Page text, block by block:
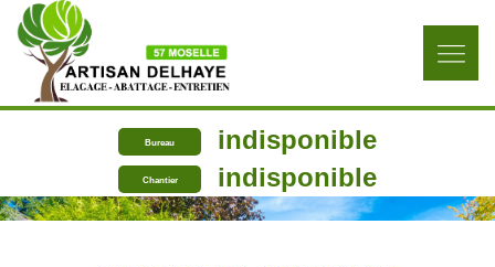
Bureau indisponible
Chantier indisponible